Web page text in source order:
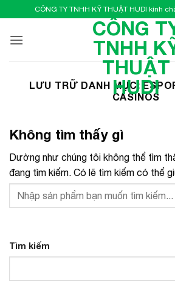
qua
nội
CÔNG TY TNHH KỸ THUẬT HUDI kính
CÔNG
TNHH
THUẬT
HUDI
LƯU TRỮ DANH MỤC:
CASINOS
Không tìm thấy gì
Dường như chúng tôi không thể tìm
đang tìm kiếm. Có lẽ tìm kiếm có thể
Tìm kiếm